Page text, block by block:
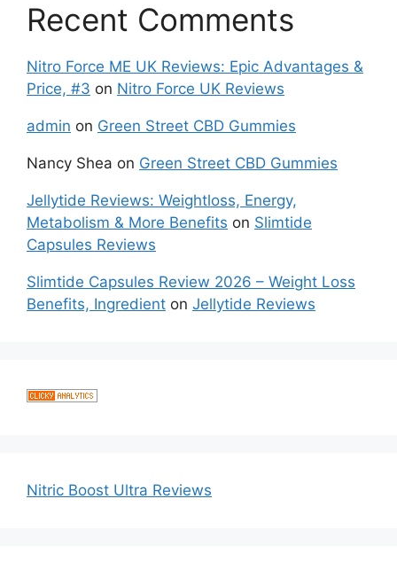
Recent Comments
Nitro Force ME UK Reviews: Epic Advantages &
Price, #3 on Nitro Force UK Reviews
admin on Green Street CBD Gummies
Nancy Shea on Green Street CBD Gummies
Jellytide Reviews: Weightloss, Energy,
Metabolism & More Benefits on Slimtide
Capsules Reviews
Slimtide Capsules Review 2026 – Weight Loss
Benefits, Ingredient on Jellytide Reviews
Nitric Boost Ultra Reviews